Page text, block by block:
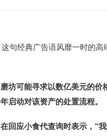
这句经典广告语风靡一时的
坊可能寻求以数亿美元的价
启动对该资产的处置流程。
回应小食代查询时表示， “